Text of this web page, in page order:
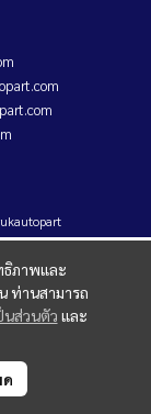
ธิภาพและ
ท่านสามารถ
นส่วนตัว และ